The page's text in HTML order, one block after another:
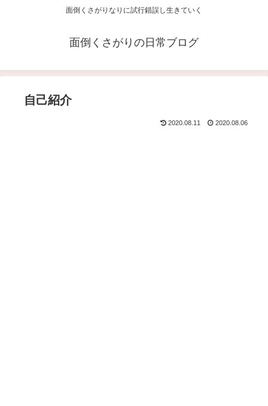
面倒くさがりなりに試行錯誤し生きていく
面倒くさがりの日常ブログ
自己紹介
2020.08.11 2020.08.06